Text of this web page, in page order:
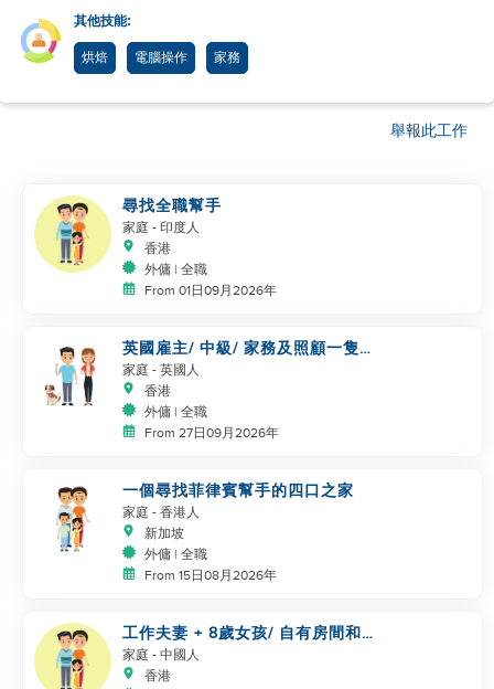
其他技能:
烘焙 電腦操作 家務
舉報此工作
尋找全職幫手
家庭 - 印度人
香港
外傭 | 全職
From 01日09月2026年
英國雇主/ 中級/ 家務及照顧一隻
狗
家庭 - 英國人
香港
外傭 | 全職
From 27日09月2026年
一個尋找菲律賓幫手的四口之家
家庭 - 香港人
新加坡
外傭 | 全職
From 15日08月2026年
工作夫妻 + 8歲女孩/ 自有房間和
洗手間/ 5500-6000
家庭 - 中國人
香港